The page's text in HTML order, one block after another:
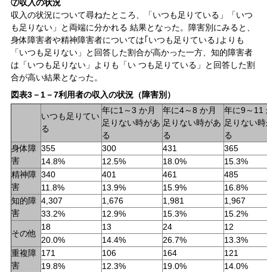
⑦収入の状況
収入の状況について尋ねたところ、「いつも足りている」「いつ
も足りない」と両端に分かれる 結果となった。障害別にみると、
身体障害者や精神障害者については｢いつも足りている｣よりも
「いつも足りない」と回答した割合が高かった一方、知的障害者
は「いつも足りない」よりも「い つも足りている」と回答した割
合が高い結果となった。
図表3－1－7利用者の収入の状況（障害別）
いつも足りてい
る
年に1～3 か月
足りない時があ
る
年に4～8 か月
足りない時があ
る
年に9～11
足りない
る
身体障
害
355 300 431
365
14.8%
12.5% 18.0%
15.3%
精神障
害
340 401 461
485
11.8%
13.9% 15.9%
16.8%
知的障
害
4,307 1,676 1,981
1,967
33.2%
12.9% 15.3% 15.2%
その他
18 13 24
12
20.0%
14.4% 26.7%
13.3%
重複障
害
171 106 164
121
19.8%
12.3% 19.0% 14.0%